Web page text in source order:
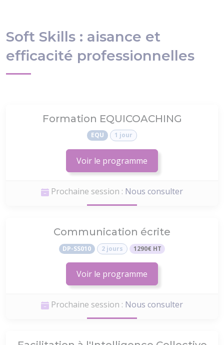
Soft Skills : aisance et
efficacité professionnelles
Formation EQUICOACHING
EQU 1 jour
Voir le programme
Prochaine session : Nous consulter
Communication écrite
DP-SS010 2 jours 1290€ HT
Voir le programme
Prochaine session : Nous consulter